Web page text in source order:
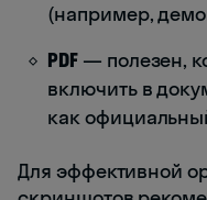
(например,
PDF— полезен,
включить в
как
Для эффективной